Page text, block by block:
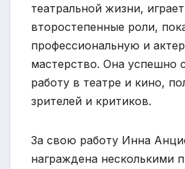
театральной жизни,
второстепенные роли,
профессиональную и
мастерство. Она успешно
работу в театре и кино,
зрителей и критиков.
За свою работу Инна
награждена несколькими